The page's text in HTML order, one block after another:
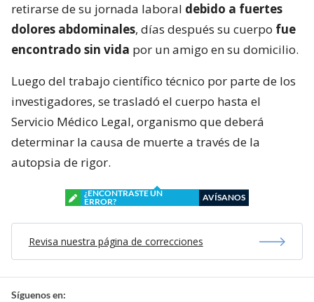
retirarse de su jornada laboral debido a fuertes
dolores abdominales, días después su cuerpo fue
encontrado sin vida por un amigo en su domicilio.
Luego del trabajo científico técnico por parte de los
investigadores, se trasladó el cuerpo hasta el
Servicio Médico Legal, organismo que deberá
determinar la causa de muerte a través de la
autopsia de rigor.
¿ENCONTRASTE UN
ERROR?
AVÍSANOS
Revisa nuestra página de correcciones
Síguenos en: